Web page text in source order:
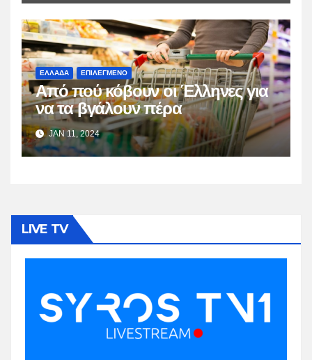
ΕΛΛΑΔΑ ΕΠΙΛΕΓΜΕΝΟ
Από πού κόβουν οι Έλληνες για
να τα βγάλουν πέρα
JAN 11, 2024
LIVE TV